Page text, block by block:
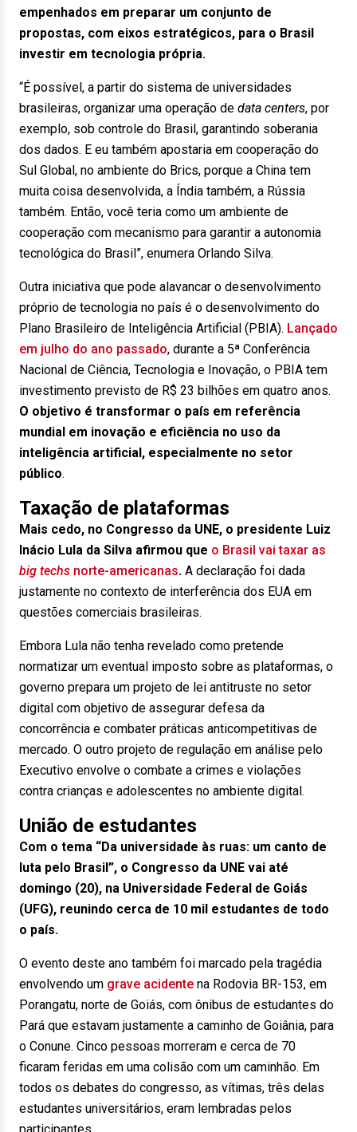
empenhados em preparar um conjunto de
propostas, com eixos estratégicos, para o Brasil
investir em tecnologia própria.
“É possível, a partir do sistema de universidades
brasileiras, organizar uma operação de data centers, por
exemplo, sob controle do Brasil, garantindo soberania
dos dados. E eu também apostaria em cooperação do
Sul Global, no ambiente do Brics, porque a China tem
muita coisa desenvolvida, a Índia também, a Rússia
também. Então, você teria como um ambiente de
cooperação com mecanismo para garantir a autonomia
tecnológica do Brasil”, enumera Orlando Silva.
Outra iniciativa que pode alavancar o desenvolvimento
próprio de tecnologia no país é o desenvolvimento do
Plano Brasileiro de Inteligência Artificial (PBIA). Lançado
em julho do ano passado, durante a 5ª Conferência
Nacional de Ciência, Tecnologia e Inovação, o PBIA tem
investimento previsto de R$ 23 bilhões em quatro anos.
O objetivo é transformar o país em referência
mundial em inovação e eficiência no uso da
inteligência artificial, especialmente no setor
público.
Taxação de plataformas
Mais cedo, no Congresso da UNE, o presidente Luiz
Inácio Lula da Silva afirmou que o Brasil vai taxar as
big techs norte-americanas. A declaração foi dada
justamente no contexto de interferência dos EUA em
questões comerciais brasileiras.
Embora Lula não tenha revelado como pretende
normatizar um eventual imposto sobre as plataformas, o
governo prepara um projeto de lei antitruste no setor
digital com objetivo de assegurar defesa da
concorrência e combater práticas anticompetitivas de
mercado. O outro projeto de regulação em análise pelo
Executivo envolve o combate a crimes e violações
contra crianças e adolescentes no ambiente digital.
União de estudantes
Com o tema “Da universidade às ruas: um canto de
luta pelo Brasil”, o Congresso da UNE vai até
domingo (20), na Universidade Federal de Goiás
(UFG), reunindo cerca de 10 mil estudantes de todo
o país.
O evento deste ano também foi marcado pela tragédia
envolvendo um grave acidente na Rodovia BR-153, em
Porangatu, norte de Goiás, com ônibus de estudantes do
Pará que estavam justamente a caminho de Goiânia, para
o Conune. Cinco pessoas morreram e cerca de 70
ficaram feridas em uma colisão com um caminhão. Em
todos os debates do congresso, as vítimas, três delas
estudantes universitários, eram lembradas pelos